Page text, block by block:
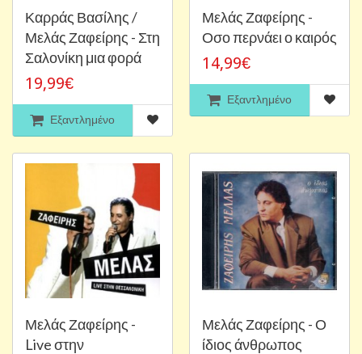
Καρράς Βασίλης /
Μελάς Ζαφείρης - Στη
Σαλονίκη μια φορά
19,99€
Εξαντλημένο
Μελάς Ζαφείρης -
Οσο περνάει ο καιρός
14,99€
Εξαντλημένο
Μελάς Ζαφείρης -
Live στην
Μελάς Ζαφείρης - Ο
ίδιος άνθρωπος